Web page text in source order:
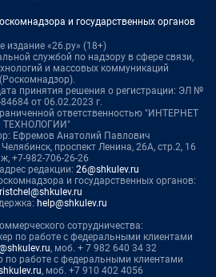
и государственных органов
издание «26.ру» (18+)
службой по надзору в сфере связи,
и массовых коммуникаций
(Роскомнадзор).
принятия решения о регистрации: ЭЛ №
от 06.02.2023 г.
ответственностью "ИНТЕРНЕТ
ТЕХНОЛОГИИ"
Ефремов Анатолий Павлович
проспект Ленина, 26А, стр.2, 16
+7-982-706-26-26
редакции: 26@shkulev.ru
и государственных органов:
help@shkulev.ru
сотрудничества:
по работе с федеральными клиентами
, моб. + 7 982 640 34 32
по работе с федеральными клиентами
, моб. +7 910 402 4056